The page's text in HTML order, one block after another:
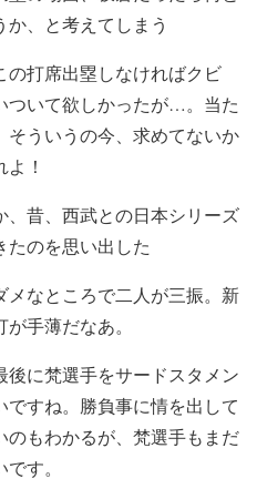
、と考えてしまう
の打席出塁しなければクビ
ついて欲しかったが…。当た
そういうの今、求めてないか
！
昔、西武との日本シリーズ
たのを思い出した
なところで二人が三振。 新
手薄だなあ。
に梵選手をサードスタメン
すね。勝負事に情を出して
のもわかるが、梵選手もまだ
す。